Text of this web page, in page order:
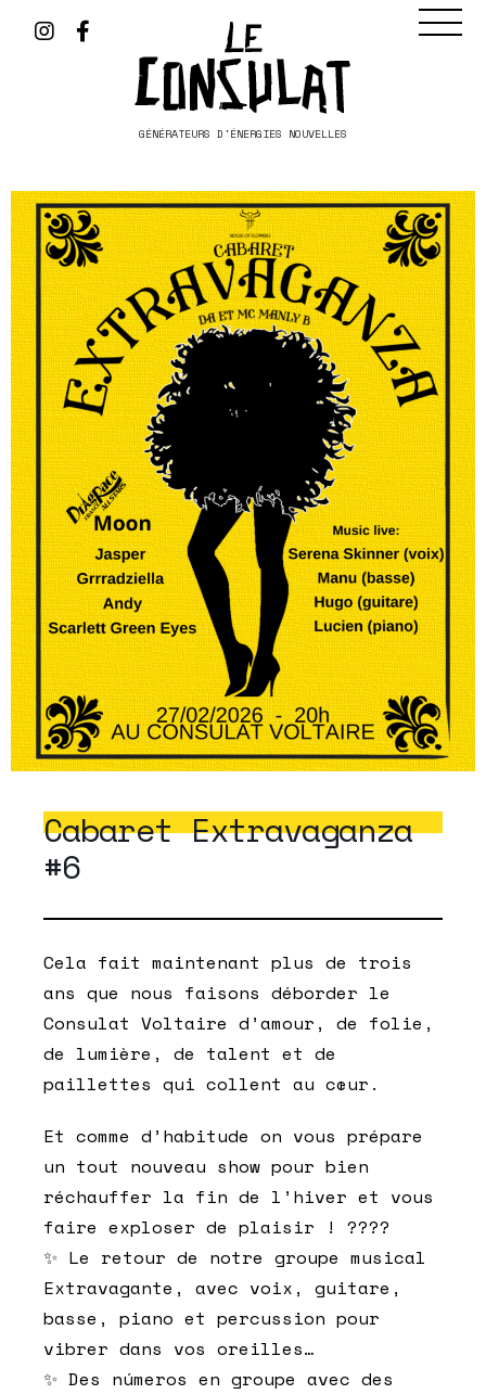
GÉNÉRATEURS D'ÉNERGIES NOUVELLES
Cabaret Extravaganza
#6
Cela fait maintenant plus de trois
ans que nous faisons déborder le
Consulat Voltaire d’amour, de folie,
de lumière, de talent et de
paillettes qui collent au cœur.
Et comme d’habitude on vous prépare
un tout nouveau show pour bien
réchauffer la fin de l’hiver et vous
faire exploser de plaisir ! ????
✨ Le retour de notre groupe musical
Extravagante, avec voix, guitare,
basse, piano et percussion pour
vibrer dans vos oreilles…
✨ Des números en groupe avec des